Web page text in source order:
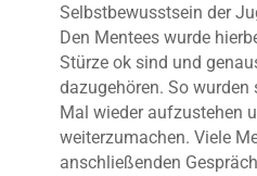
Selbstbewusstsein der
Den Mentees wurde
Stürze ok sind und
dazugehören. So wurden
Mal wieder aufzustehen
weiterzumachen. Viele
anschließenden